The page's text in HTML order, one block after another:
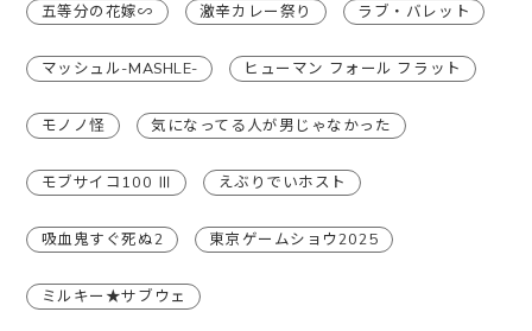
五等分の花嫁∽ 激辛カレー祭り ラブ・バレット
マッシュル-MASHLE- ヒューマン フォール フラット
モノノ怪 気になってる人が男じゃなかった
モブサイコ100 Ⅲ えぶりでいホスト
吸血鬼すぐ死ぬ2 東京ゲームショウ2025
ミルキー★サブウェ